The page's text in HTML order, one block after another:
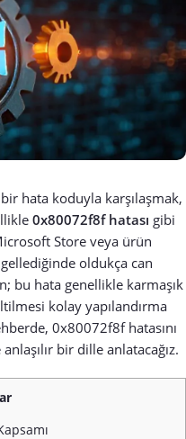
hata koduyla karşılaşmak,
0x80072f8f hatası gibi
Store veya ürün
oldukça can
bu hata genellikle karmaşık
kolay yapılandırma
0x80072f8f hatasını
bir dille anlatacağız.